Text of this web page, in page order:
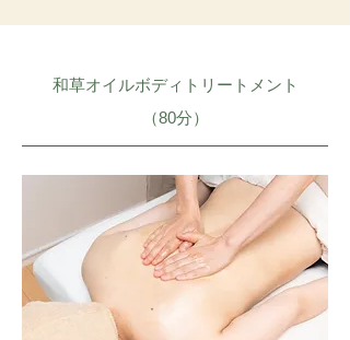
和草オイルボディトリートメント
​（80分）